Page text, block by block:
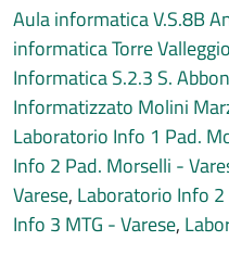
Aula informatica V.S.8B
informatica Torre
Informatica S.2.3 S.
Informatizzato Molini
Laboratorio Info 1 Pad.
Info 2 Pad. Morselli -
Varese, Laboratorio Info 2
Info 3 MTG - Varese,